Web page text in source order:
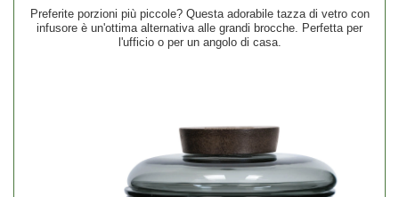
Preferite porzioni più piccole? Questa adorabile tazza di vetro con
infusore è un'ottima alternativa alle grandi brocche. Perfetta per
l'ufficio o per un angolo di casa.